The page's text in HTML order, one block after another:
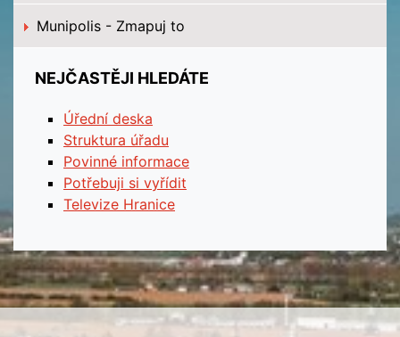
Munipolis - Zmapuj to
NEJČASTĚJI HLEDÁTE
Úřední deska
Struktura úřadu
Povinné informace
Potřebuji si vyřídit
Televize Hranice